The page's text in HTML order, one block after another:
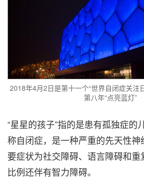
2018年4月2日是第十一个“世界自闭症关注
第八年“点亮蓝灯”
“星星的孩子”指的是患有孤独症的
称自闭症，是一种严重的先天性
要症状为社交障碍、语言障碍和
比例还伴有智力障碍。